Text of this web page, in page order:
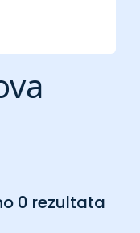
0 rezultata